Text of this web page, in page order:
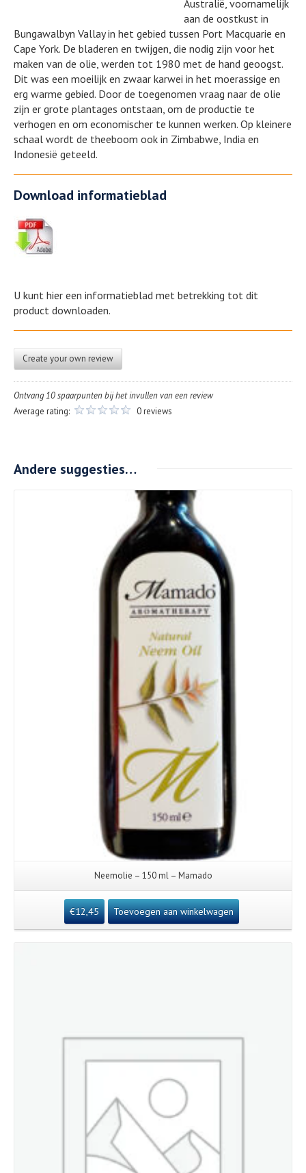
Australië, voornamelijk
aan de oostkust in
Bungawalbyn Vallay in het gebied tussen Port Macquarie en
Cape York. De bladeren en twijgen, die nodig zijn voor het
maken van de olie, werden tot 1980 met de hand geoogst.
Dit was een moeilijk en zwaar karwei in het moerassige en
erg warme gebied. Door de toegenomen vraag naar de olie
zijn er grote plantages ontstaan, om de productie te
verhogen en om economischer te kunnen werken. Op kleinere
schaal wordt de theeboom ook in Zimbabwe, India en
Indonesië geteeld.
Download informatieblad
U kunt hier een informatieblad met betrekking tot dit
product downloaden.
Create your own review
Ontvang 10 spaarpunten bij het invullen van een review
Average rating:
0 reviews
Andere suggesties…
Details
Neemolie – 150 ml – Mamado
€12,45 Toevoegen aan winkelwagen